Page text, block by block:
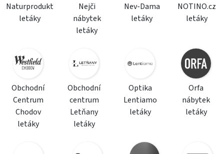
Naturprodukt
letáky
Nejči
nábytek
letáky
Nev-Dama
letáky
NOTINO.cz
letáky
Obchodní
Centrum
Chodov
letáky
Obchodní
centrum
Letňany
letáky
Optika
Lentiamo
letáky
Orfa
nábytek
letáky